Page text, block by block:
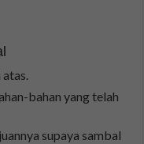
atas.
bahan yang telah
supaya sambal